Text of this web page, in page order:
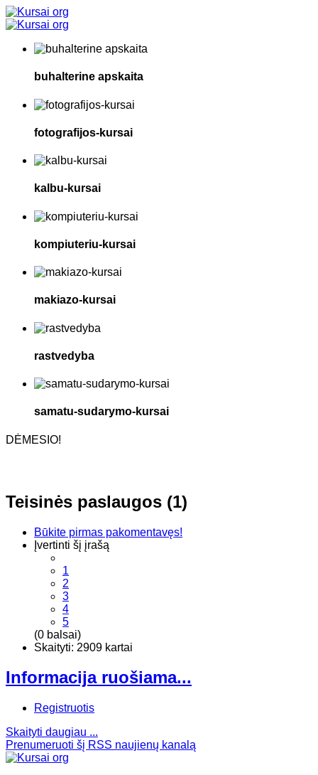
buhalterine apskaita
fotografijos-kursai
kalbu-kursai
kompiuteriu-kursai
makiazo-kursai
rastvedyba
samatu-sudarymo-kursai
DĖMESIO!
Teisinės paslaugos (1)
Būkite pirmas pakomentavęs!
Įvertinti šį įrašą
1
2
3
4
5
(0 balsai)
Skaityti: 2909 kartai
Informacija ruošiama...
Registruotis
Skaityti daugiau ...
Prenumeruoti šį RSS naujienų kanalą